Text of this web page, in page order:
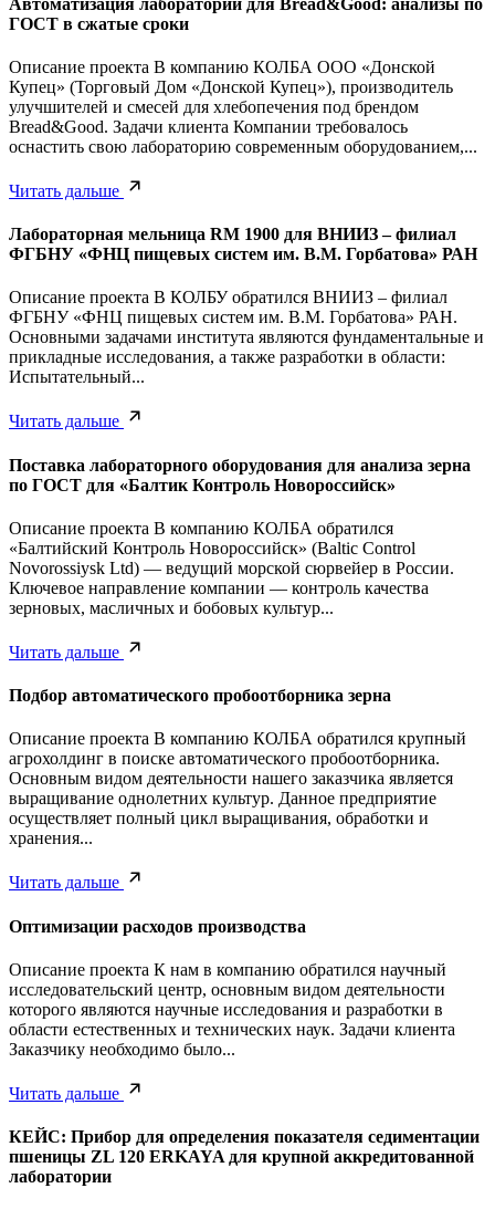
ГОСТ в сжатые сроки
Описание проекта В компанию КОЛБА ООО «Донской
Купец» (Торговый Дом «Донской Купец»), производитель
улучшителей и смесей для хлебопечения под брендом
Bread&Good. Задачи клиента Компании требовалось
оснастить свою лабораторию современным оборудованием,...
Читать дальше
Лабораторная мельница RM 1900 для ВНИИЗ – филиал
ФГБНУ «ФНЦ пищевых систем им. В.М. Горбатова» РАН
Описание проекта В КОЛБУ обратился ВНИИЗ – филиал
ФГБНУ «ФНЦ пищевых систем им. В.М. Горбатова» РАН.
Основными задачами института являются фундаментальные и
прикладные исследования, а также разработки в области:
Испытательный...
Читать дальше
Поставка лабораторного оборудования для анализа зерна
по ГОСТ для «Балтик Контроль Новороссийск»
Описание проекта В компанию КОЛБА обратился
«Балтийский Контроль Новороссийск» (Baltic Control
Novorossiysk Ltd) — ведущий морской сюрвейер в России.
Ключевое направление компании — контроль качества
зерновых, масличных и бобовых культур...
Читать дальше
Подбор автоматического пробоотборника зерна
Описание проекта В компанию КОЛБА обратился крупный
агрохолдинг в поиске автоматического пробоотборника.
Основным видом деятельности нашего заказчика является
выращивание однолетних культур. Данное предприятие
осуществляет полный цикл выращивания, обработки и
хранения...
Читать дальше
Оптимизации расходов производства
Описание проекта К нам в компанию обратился научный
исследовательский центр, основным видом деятельности
которого являются научные исследования и разработки в
области естественных и технических наук. Задачи клиента
Заказчику необходимо было...
Читать дальше
КЕЙС: Прибор для определения показателя седиментации
пшеницы ZL 120 ERKAYA для крупной аккредитованной
лаборатории